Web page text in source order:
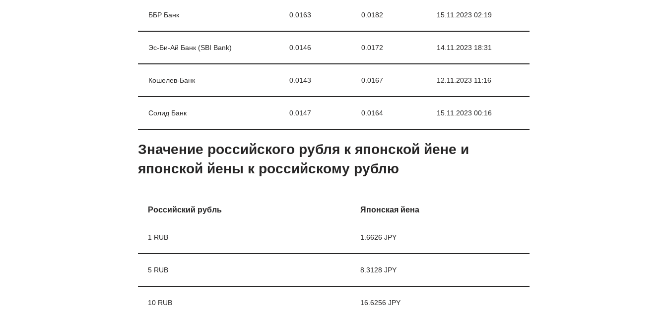
ББР Банк 0.0163 0.0182 15.11.2023 02:19
Эс-Би-Ай Банк (SBI Bank) 0.0146 0.0172 14.11.2023 18:31
Кошелев-Банк 0.0143 0.0167 12.11.2023 11:16
Солид Банк 0.0147 0.0164 15.11.2023 00:16
Значение российского рубля к японской йене и
японской йены к российскому рублю
Российский рубль Японская йена
1 RUB 1.6626 JPY
5 RUB 8.3128 JPY
10 RUB 16.6256 JPY